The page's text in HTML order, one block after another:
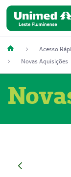
Acesso
Novas Aquisições